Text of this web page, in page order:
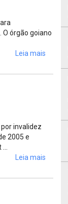
órgão goiano
Leia mais
invalidez
2005 e
Leia mais